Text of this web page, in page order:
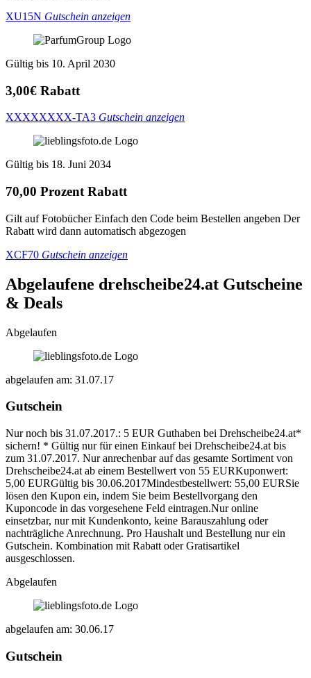
XU15N Gutschein anzeigen
Gültig bis 10. April 2030
3,00€ Rabatt
XXXXXXXX-TA3 Gutschein anzeigen
Gültig bis 18. Juni 2034
70,00 Prozent Rabatt
Gilt auf Fotobücher Einfach den Code beim Bestellen angeben Der
Rabatt wird dann automatisch abgezogen
XCF70 Gutschein anzeigen
Abgelaufene drehscheibe24.at Gutscheine
& Deals
Abgelaufen
abgelaufen am: 31.07.17
Gutschein
Nur noch bis 31.07.2017.: 5 EUR Guthaben bei Drehscheibe24.at*
sichern! * Gültig nur für einen Einkauf bei Drehscheibe24.at bis
zum 31.07.2017. Nur anrechenbar auf das gesamte Sortiment von
Drehscheibe24.at ab einem Bestellwert von 55 EURKuponwert:
5,00 EURGültig bis 30.06.2017Mindestbestellwert: 55,00 EURSie
lösen den Kupon ein, indem Sie beim Bestellvorgang den
Kuponcode in das vorgesehene Feld eintragen.Nur online
einsetzbar, nur mit Kundenkonto, keine Barauszahlung oder
nachträgliche Anrechnung. Pro Haushalt und Bestellung nur ein
Gutschein. Kombination mit Rabatt oder Gratisartikel
ausgeschlossen.
Abgelaufen
abgelaufen am: 30.06.17
Gutschein